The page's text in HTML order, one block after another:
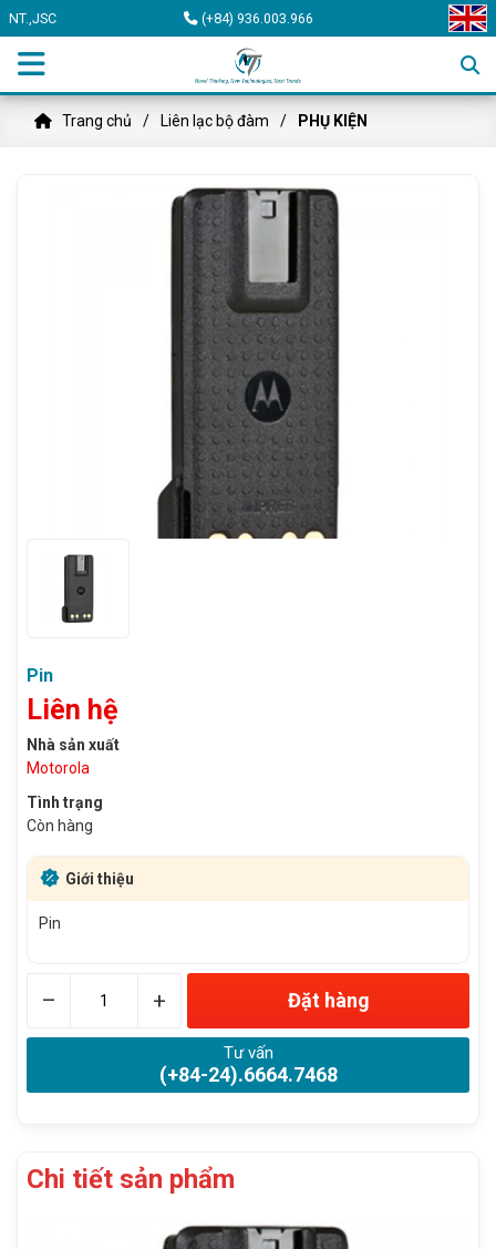
NT.,JSC (+84) 936.003.966
Trang chủ Liên lạc bộ đàm PHỤ KIỆN
Pin
Liên hệ
Nhà sản xuất
Motorola
Tình trạng
Còn hàng
Giới thiệu
Pin
– + Đặt hàng
Tư vấn
(+84-24).6664.7468
Chi tiết sản phẩm